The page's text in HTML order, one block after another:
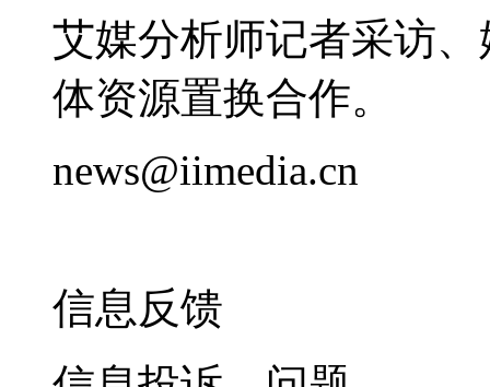
艾媒分析师记者采访
体资源置换合作。
news@iimedia.cn
信息反馈